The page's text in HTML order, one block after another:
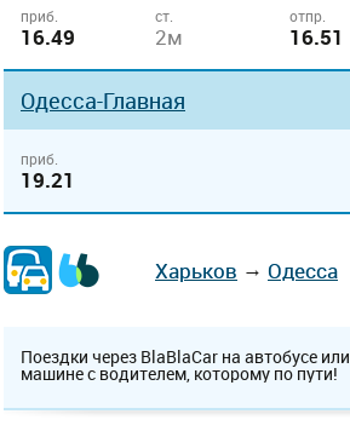
приб.
16.49
ст.
2м
отпр.
16.51
Одесса-Главная
приб.
19.21
Харьков → Одесса
Поездки через BlaBlaCar на автобусе или
машине с водителем, которому по пути!